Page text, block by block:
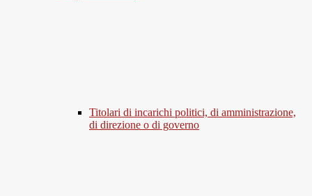
Titolari di incarichi politici, di amministrazione,
di direzione o di governo